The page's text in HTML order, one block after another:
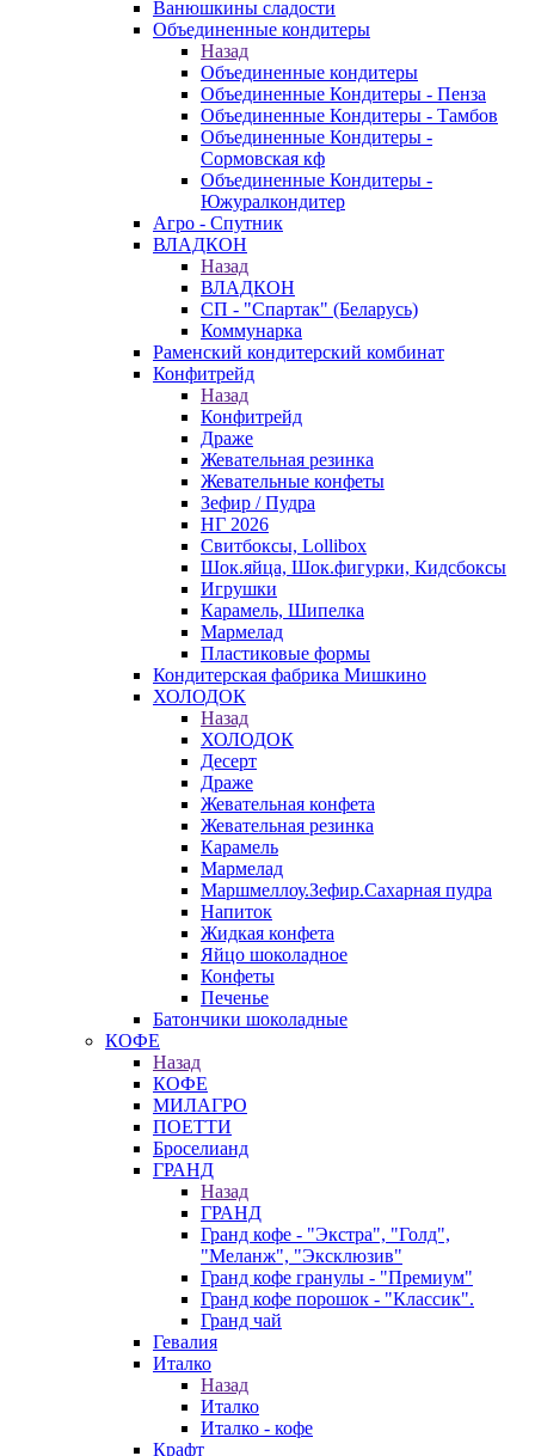
Ванюшкины сладости
Объединенные кондитеры
Назад
Объединенные кондитеры
Объединенные Кондитеры - Пенза
Объединенные Кондитеры - Тамбов
Объединенные Кондитеры -
Сормовская кф
Объединенные Кондитеры -
Южуралкондитер
Агро - Спутник
ВЛАДКОН
Назад
ВЛАДКОН
СП - "Спартак" (Беларусь)
Коммунарка
Раменский кондитерский комбинат
Конфитрейд
Назад
Конфитрейд
Драже
Жевательная резинка
Жевательные конфеты
Зефир / Пудра
НГ 2026
Свитбоксы, Lollibox
Шок.яйца, Шок.фигурки, Кидсбоксы
Игрушки
Карамель, Шипелка
Мармелад
Пластиковые формы
Кондитерская фабрика Мишкино
ХОЛОДОК
Назад
ХОЛОДОК
Десерт
Драже
Жевательная конфета
Жевательная резинка
Карамель
Мармелад
Маршмеллоу.Зефир.Сахарная пудра
Напиток
Жидкая конфета
Яйцо шоколадное
Конфеты
Печенье
Батончики шоколадные
КОФЕ
Назад
КОФЕ
МИЛАГРО
ПОЕТТИ
Броселианд
ГРАНД
Назад
ГРАНД
Гранд кофе - "Экстра", "Голд",
"Меланж", "Эксклюзив"
Гранд кофе гранулы - "Премиум"
Гранд кофе порошок - "Классик".
Гранд чай
Гевалия
Италко
Назад
Италко
Италко - кофе
Крафт